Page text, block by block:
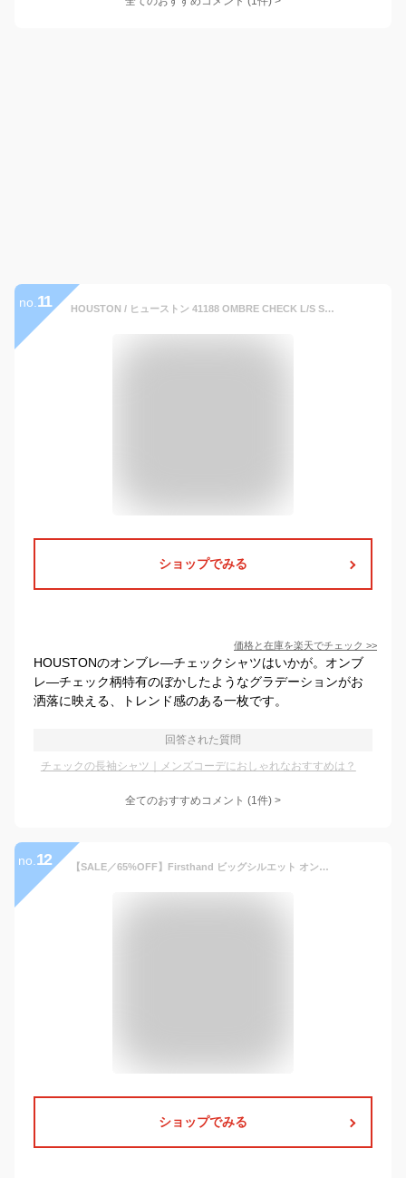
no. 11 HOUSTON / ヒューストン 41188 OMBRE CHECK L/S SHIRT / オンブレチェック長袖シャツ -全8色- オープンカラー 開襟シャツ メンズ レーヨン オールドアメリカン 大きいサイズ グラデーション ミリタリー カジュアル [41188]
ショップでみる
価格と在庫を楽天でチェック >>
HOUSTONのオンブレ―チェックシャツはいかが。オンブ
レ―チェック柄特有のぼかしたようなグラデーションがお
洒落に映える、トレンド感のある一枚です。
回答された質問
チェックの長袖シャツ｜メンズコーデにおしゃれなおすすめは？
全てのおすすめコメント (1件) >
no. 12 【SALE／65%OFF】Firsthand ビッグシルエット オンブレ チェックシャツ / 長袖 / レギュラーカラー 26SS フリークスストア トップス シャツ・ブラウス ブラック グレー ホワイト
ショップでみる